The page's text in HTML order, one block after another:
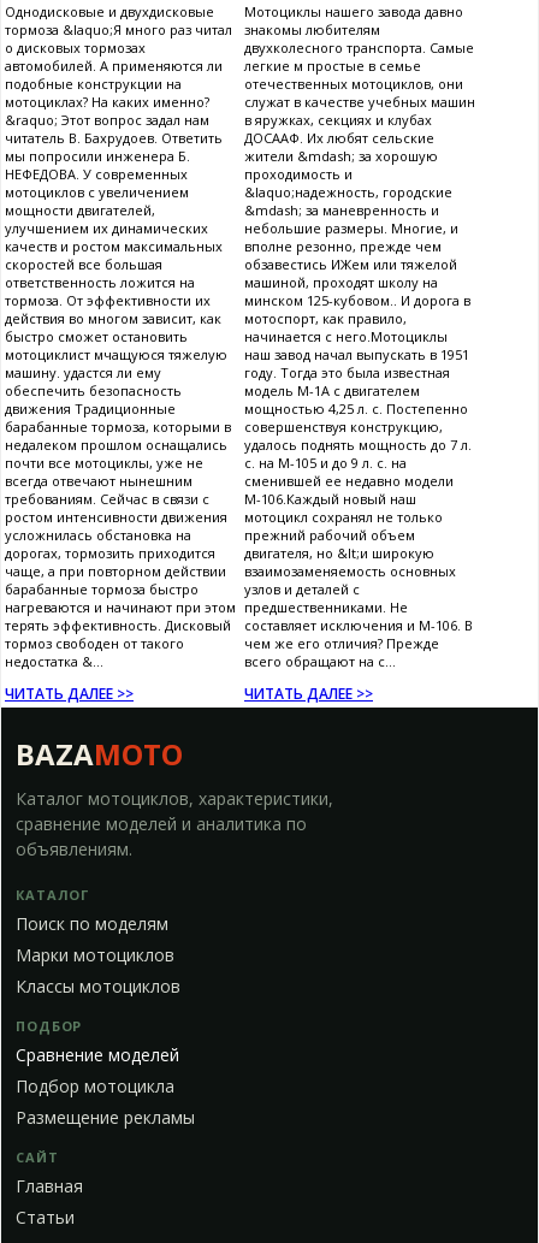
Однодисковые и двухдисковые
тормоза &laquo;Я много раз читал
о дисковых тормозах
автомобилей. А применяются ли
подобные конструкции на
мотоциклах? На каких именно?
&raquo; Этот вопрос задал нам
читатель В. Бахрудоев. Ответить
мы попросили инженера Б.
НЕФЕДОВА. У современных
мотоциклов с увеличением
мощности двигателей,
улучшением их динамических
качеств и ростом максимальных
скоростей все большая
ответственность ложится на
тормоза. От эффективности их
действия во многом зависит, как
быстро сможет остановить
мотоциклист мчащуюся тяжелую
машину. удастся ли ему
обеспечить безопасность
движения Традиционные
барабанные тормоза, которыми в
недалеком прошлом оснащались
почти все мотоциклы, уже не
всегда отвечают нынешним
требованиям. Сейчас в связи с
ростом интенсивности движения
усложнилась обстановка на
дорогах, тормозить приходится
чаще, а при повторном действии
барабанные тормоза быстро
нагреваются и начинают при этом
терять эффективность. Дисковый
тормоз свободен от такого
недостатка &...
ЧИТАТЬ ДАЛЕЕ >>
Мотоциклы нашего завода давно
знакомы любителям
двухколесного транспорта. Самые
легкие м простые в семье
отечественных мотоциклов, они
служат в качестве учебных машин
в яружках, секциях и клубах
ДОСААФ. Их любят сельские
жители &mdash; за хорошую
проходимость и
&laquo;надежность, городские
&mdash; за маневренность и
небольшие размеры. Многие, и
вполне резонно, прежде чем
обзавестись ИЖем или тяжелой
машиной, проходят школу на
минском 125-кубовом.. И дорога в
мотоспорт, как правило,
начинается с него.Мотоциклы
наш завод начал выпускать в 1951
году. Тогда это была известная
модель М-1А с двигателем
мощностью 4,25 л. с. Постепенно
совершенствуя конструкцию,
удалось поднять мощность до 7 л.
с. на М-105 и до 9 л. с. на
сменившей ее недавно модели
М-106.Каждый новый наш
мотоцикл сохранял не только
прежний рабочий объем
двигателя, но &lt;и широкую
взаимозаменяемость основных
узлов и деталей с
предшественниками. Не
составляет исключения и М-106. В
чем же его отличия? Прежде
всего обращают на с...
ЧИТАТЬ ДАЛЕЕ >>
BAZAMOTO
Каталог мотоциклов, характеристики,
сравнение моделей и аналитика по
объявлениям.
КАТАЛОГ
Поиск по моделям
Марки мотоциклов
Классы мотоциклов
ПОДБОР
Сравнение моделей
Подбор мотоцикла
Размещение рекламы
САЙТ
Главная
Статьи